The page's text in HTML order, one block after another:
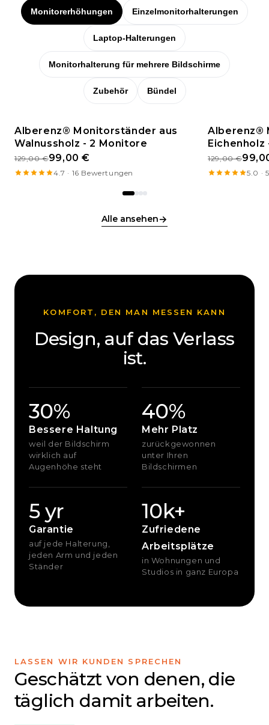
Monitorerhöhungen Einzelmonitorhalterungen
Laptop-Halterungen
Monitorhalterung für mehrere Bildschirme
Zubehör Bündel
ANGEBOT
Alberenz® Monitorständer aus
Walnussholz - 2 Monitore
129,00 €99,00 €
4.7 · 16 Bewertungen
ANGEBOT
Alberenz®
129,00 €
5.0 ·
Alle ansehen→
KOMFORT, DEN MAN MESSEN KANN
Design, auf das Verlass
ist.
30%
Bessere Haltung
weil der Bildschirm
wirklich auf
Augenhöhe steht
40%
Mehr Platz
zurückgewonnen
unter Ihren
Bildschirmen
5 yr
Garantie
auf jede Halterung,
jeden Arm und jeden
Ständer
10k+
Zufriedene
Arbeitsplätze
in Wohnungen und
Studios in ganz Europa
LASSEN WIR KUNDEN SPRECHEN
Geschätzt von denen, die
täglich damit arbeiten.